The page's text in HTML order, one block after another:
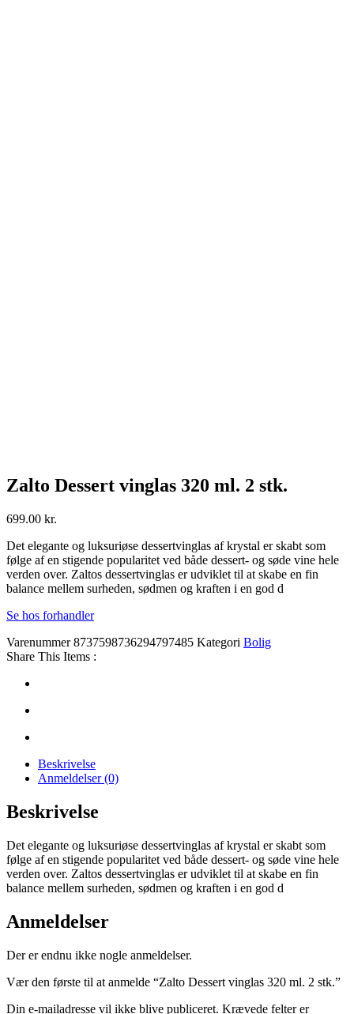
Zalto Dessert vinglas 320 ml. 2 stk.
699.00 kr.
Det elegante og luksuriøse dessertvinglas af krystal er skabt som
følge af en stigende popularitet ved både dessert- og søde vine hele
verden over. Zaltos dessertvinglas er udviklet til at skabe en fin
balance mellem surheden, sødmen og kraften i en god d
Se hos forhandler
Varenummer8737598736294797485 Kategori Bolig
Share This Items :
Beskrivelse
Anmeldelser (0)
Beskrivelse
Det elegante og luksuriøse dessertvinglas af krystal er skabt som
følge af en stigende popularitet ved både dessert- og søde vine hele
verden over. Zaltos dessertvinglas er udviklet til at skabe en fin
balance mellem surheden, sødmen og kraften i en god d
Anmeldelser
Der er endnu ikke nogle anmeldelser.
Vær den første til at anmelde “Zalto Dessert vinglas 320 ml. 2 stk.”
Din e-mailadresse vil ikke blive publiceret. Krævede felter er